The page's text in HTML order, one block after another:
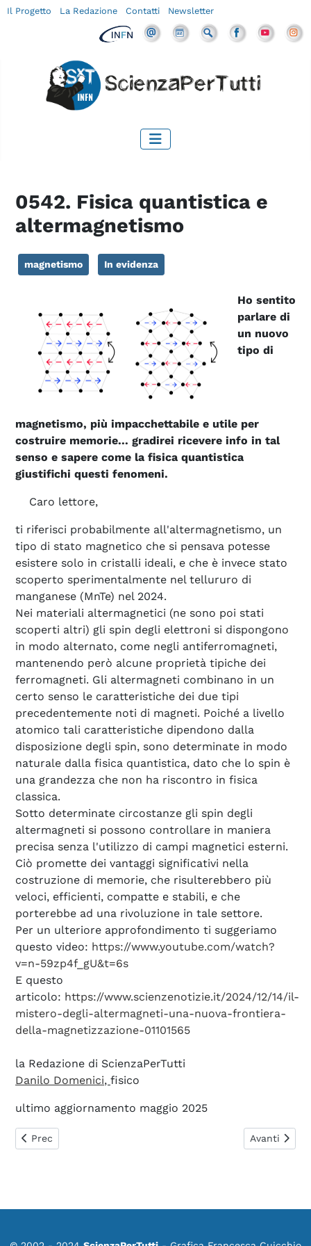
Il Progetto La Redazione Contatti Newsletter
0542. Fisica quantistica e
altermagnetismo
magnetismo In evidenza
Ho sentito
parlare di
un nuovo
tipo di
magnetismo, più impacchettabile e utile per
costruire memorie... gradirei ricevere info in tal
senso e sapere come la fisica quantistica
giustifichi questi fenomeni.
Caro lettore,
ti riferisci probabilmente all'altermagnetismo, un
tipo di stato magnetico che si pensava potesse
esistere solo in cristalli ideali, e che è invece stato
scoperto sperimentalmente nel tellururo di
manganese (MnTe) nel 2024.
Nei materiali altermagnetici (ne sono poi stati
scoperti altri) gli spin degli elettroni si dispongono
in modo alternato, come negli antiferromagneti,
mantenendo però alcune proprietà tipiche dei
ferromagneti. Gli altermagneti combinano in un
certo senso le caratteristiche dei due tipi
precedentemente noti di magneti. Poiché a livello
atomico tali caratteristiche dipendono dalla
disposizione degli spin, sono determinate in modo
naturale dalla fisica quantistica, dato che lo spin è
una grandezza che non ha riscontro in fisica
classica.
Sotto determinate circostanze gli spin degli
altermagneti si possono controllare in maniera
precisa senza l'utilizzo di campi magnetici esterni.
Ciò promette dei vantaggi significativi nella
costruzione di memorie, che risulterebbero più
veloci, efficienti, compatte e stabili, e che
porterebbe ad una rivoluzione in tale settore.
Per un ulteriore approfondimento ti suggeriamo
questo video: https://www.youtube.com/watch?
v=n-59zp4f_gU&t=6s
E questo
articolo: https://www.scienzenotizie.it/2024/12/14/il-
mistero-degli-altermagneti-una-nuova-frontiera-
della-magnetizzazione-01101565
la Redazione di ScienzaPerTutti
Danilo Domenici, fisico
ultimo aggiornamento maggio 2025
Articolo precedente: 0543. Fixed-Field Alternating-Gradient
Prec Articolo
Avanti